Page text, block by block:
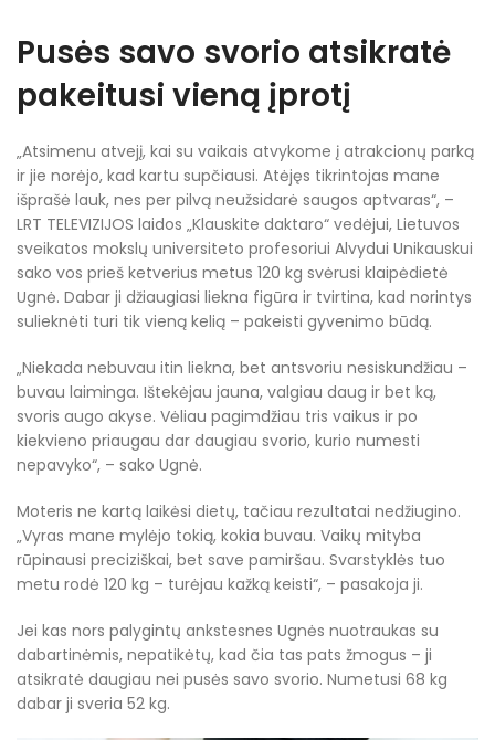
Pusės savo svorio atsikratė
pakeitusi vieną įprotį
„Atsimenu atvejį, kai su vaikais atvykome į atrakcionų parką
ir jie norėjo, kad kartu supčiausi. Atėjęs tikrintojas mane
išprašė lauk, nes per pilvą neužsidarė saugos aptvaras“, –
LRT TELEVIZIJOS laidos „Klauskite daktaro“ vedėjui, Lietuvos
sveikatos mokslų universiteto profesoriui Alvydui Unikauskui
sako vos prieš ketverius metus 120 kg svėrusi klaipėdietė
Ugnė. Dabar ji džiaugiasi liekna figūra ir tvirtina, kad norintys
sulieknėti turi tik vieną kelią – pakeisti gyvenimo būdą.
„Niekada nebuvau itin liekna, bet antsvoriu nesiskundžiau –
buvau laiminga. Ištekėjau jauna, valgiau daug ir bet ką,
svoris augo akyse. Vėliau pagimdžiau tris vaikus ir po
kiekvieno priaugau dar daugiau svorio, kurio numesti
nepavyko“, – sako Ugnė.
Moteris ne kartą laikėsi dietų, tačiau rezultatai nedžiugino.
„Vyras mane mylėjo tokią, kokia buvau. Vaikų mityba
rūpinausi preciziškai, bet save pamiršau. Svarstyklės tuo
metu rodė 120 kg – turėjau kažką keisti“, – pasakoja ji.
Jei kas nors palygintų ankstesnes Ugnės nuotraukas su
dabartinėmis, nepatikėtų, kad čia tas pats žmogus – ji
atsikratė daugiau nei pusės savo svorio. Numetusi 68 kg
dabar ji sveria 52 kg.